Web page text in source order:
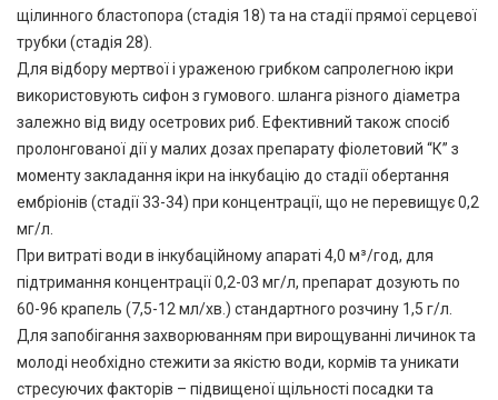
щілинного бластопора (стадія 18) та на стадії прямої серцевої
трубки (стадія 28).
Для відбору мертвої і ураженою грибком сапролегною ікри
використовують сифон з гумового. шланга різного діаметра
залежно від виду осетрових риб. Ефективний також спосіб
пролонгованої дії у малих дозах препарату фіолетовий “К” з
моменту закладання ікри на інкубацію до стадії обертання
ембріонів (стадії 33-34) при концентрації, що не перевищує 0,2
мг/л.
При витраті води в інкубаційному апараті 4,0 м³/год, для
підтримання концентрації 0,2-03 мг/л, препарат дозують по
60-96 крапель (7,5-12 мл/хв.) стандартного розчину 1,5 г/л.
Для запобігання захворюванням при вирощуванні личинок та
молоді необхідно стежити за якістю води, кормів та уникати
стресуючих факторів – підвищеної щільності посадки та